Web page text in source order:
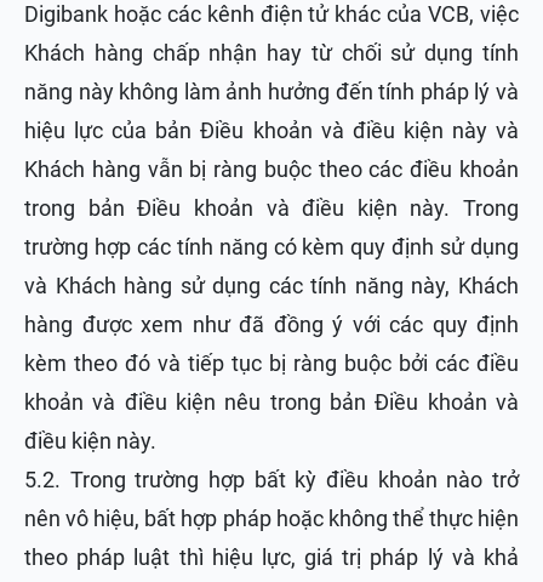
Digibank hoặc các kênh điện tử khác của VCB, việc
Khách hàng chấp nhận hay từ chối sử dụng tính
năng này không làm ảnh hưởng đến tính pháp lý và
hiệu lực của bản Điều khoản và điều kiện này và
Khách hàng vẫn bị ràng buộc theo các điều khoản
trong bản Điều khoản và điều kiện này. Trong
trường hợp các tính năng có kèm quy định sử dụng
và Khách hàng sử dụng các tính năng này, Khách
hàng được xem như đã đồng ý với các quy định
kèm theo đó và tiếp tục bị ràng buộc bởi các điều
khoản và điều kiện nêu trong bản Điều khoản và
điều kiện này.
5.2. Trong trường hợp bất kỳ điều khoản nào trở
nên vô hiệu, bất hợp pháp hoặc không thể thực hiện
theo pháp luật thì hiệu lực, giá trị pháp lý và khả